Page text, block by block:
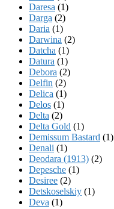
Daresa (1)
Darga (2)
Daria (1)
Darwina (2)
Datcha (1)
Datura (1)
Debora (2)
Delfin (2)
Delica (1)
Delos (1)
Delta (2)
Delta Gold (1)
Demissum Bastard (1)
Denali (1)
Deodara (1913) (2)
Depesche (1)
Desiree (2)
Detskoselskiy (1)
Deva (1)